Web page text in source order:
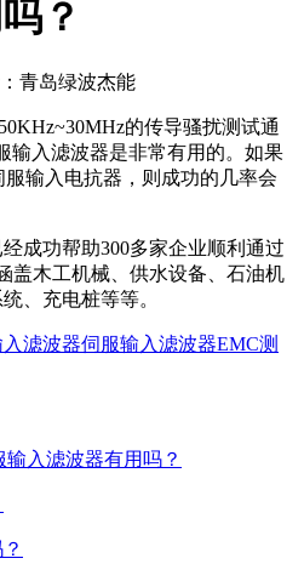
？
青岛绿波杰能
的传导骚扰测试通
输入滤波器是非常有用的。如果
输入电抗器，则成功的几率会
成功帮助300多家企业顺利通过
盖木工机械、供水设备、石油机
、充电桩等等。
入滤波器伺服输入滤波器EMC测
入滤波器有用吗？